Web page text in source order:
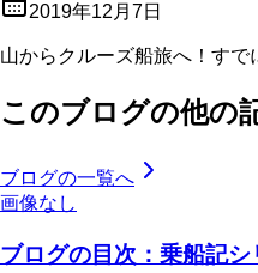
2019年12月7日
山からクルーズ船旅へ！すで
このブログの他の
ブログの一覧へ
画像なし
ブログの目次：乗船記シ